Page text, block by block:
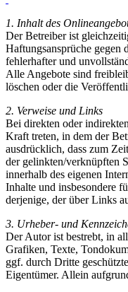
1. Inhalt des
Der Betreiber ist
Haftungsansprüche gegen
fehlerhafter und
Alle Angebote sind
löschen oder die
2. Verweise und Links
Bei direkten oder
Kraft treten, in dem der
ausdrücklich, dass zum
der gelinkten/verknüpften
innerhalb des eigenen
Inhalte und insbesondere
derjenige, der über Links
3. Urheber- und
Der Autor ist bestrebt, in
Grafiken, Texte,
ggf. durch Dritte
Eigentümer. Allein